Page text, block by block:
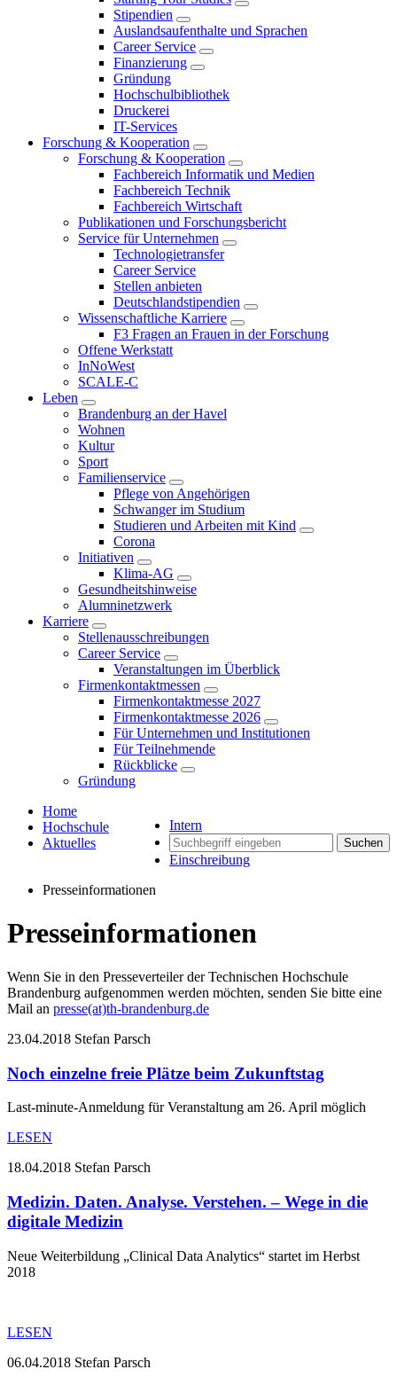
Stipendien
Auslandsaufenthalte und Sprachen
Career Service
Finanzierung
Gründung
Hochschulbibliothek
Druckerei
IT-Services
Forschung & Kooperation
Forschung & Kooperation
Fachbereich Informatik und Medien
Fachbereich Technik
Fachbereich Wirtschaft
Publikationen und Forschungsbericht
Service für Unternehmen
Technologietransfer
Career Service
Stellen anbieten
Deutschlandstipendien
Wissenschaftliche Karriere
F3 Fragen an Frauen in der Forschung
Offene Werkstatt
InNoWest
SCALE-C
Leben
Brandenburg an der Havel
Wohnen
Kultur
Sport
Familienservice
Pflege von Angehörigen
Schwanger im Studium
Studieren und Arbeiten mit Kind
Corona
Initiativen
Klima-AG
Gesundheitshinweise
Alumninetzwerk
Karriere
Stellenausschreibungen
Career Service
Veranstaltungen im Überblick
Firmenkontaktmessen
Firmenkontaktmesse 2027
Firmenkontaktmesse 2026
Für Unternehmen und Institutionen
Für Teilnehmende
Rückblicke
Gründung
Intern
Suchen
Einschreibung
Home
Hochschule
Aktuelles
Presseinformationen
Presseinformationen
Wenn Sie in den Presseverteiler der Technischen Hochschule
Brandenburg aufgenommen werden möchten, senden Sie bitte eine
Mail an presse(at)th-brandenburg.de
23.04.2018 Stefan Parsch
Noch einzelne freie Plätze beim Zukunftstag
Last-minute-Anmeldung für Veranstaltung am 26. April möglich
LESEN
18.04.2018 Stefan Parsch
Medizin. Daten. Analyse. Verstehen. – Wege in die
digitale Medizin
Neue Weiterbildung „Clinical Data Analytics“ startet im Herbst
2018
LESEN
06.04.2018 Stefan Parsch